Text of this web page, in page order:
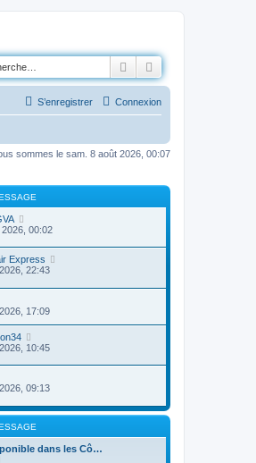
Rechercher
Connexion
S’enregistrer
sommes le sam. 8 août 2026, 00:07
00:02
Express
22:43
17:09
10:45
09:13
dans les Cô…